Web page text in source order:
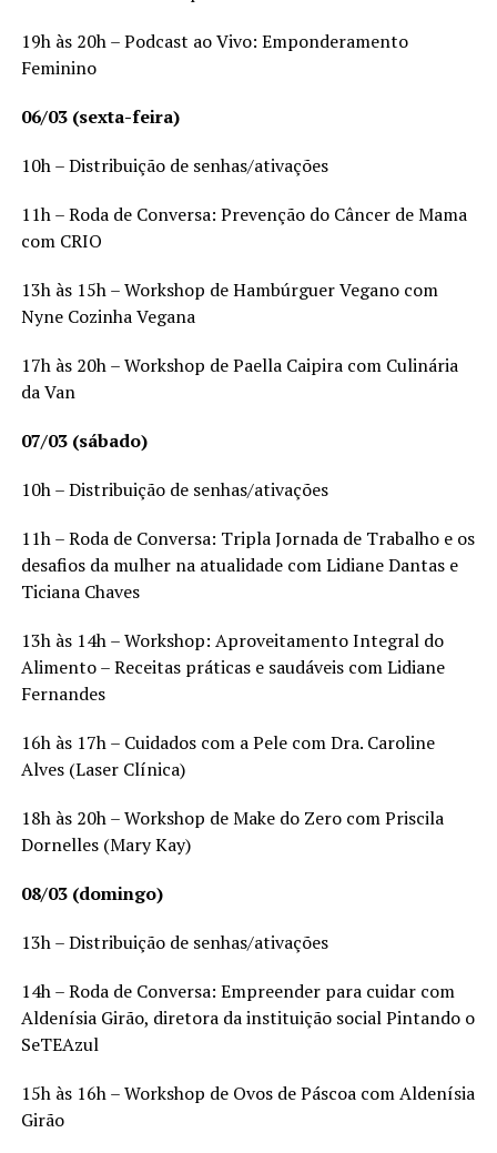
19h às 20h – Podcast ao Vivo: Emponderamento
Feminino
06/03 (sexta-feira)
10h – Distribuição de senhas/ativações
11h – Roda de Conversa: Prevenção do Câncer de Mama
com CRIO
13h às 15h – Workshop de Hambúrguer Vegano com
Nyne Cozinha Vegana
17h às 20h – Workshop de Paella Caipira com Culinária
da Van
07/03 (sábado)
10h – Distribuição de senhas/ativações
11h – Roda de Conversa: Tripla Jornada de Trabalho e os
desafios da mulher na atualidade com Lidiane Dantas e
Ticiana Chaves
13h às 14h – Workshop: Aproveitamento Integral do
Alimento – Receitas práticas e saudáveis com Lidiane
Fernandes
16h às 17h – Cuidados com a Pele com Dra. Caroline
Alves (Laser Clínica)
18h às 20h – Workshop de Make do Zero com Priscila
Dornelles (Mary Kay)
08/03 (domingo)
13h – Distribuição de senhas/ativações
14h – Roda de Conversa: Empreender para cuidar com
Aldenísia Girão, diretora da instituição social Pintando o
SeTEAzul
15h às 16h – Workshop de Ovos de Páscoa com Aldenísia
Girão